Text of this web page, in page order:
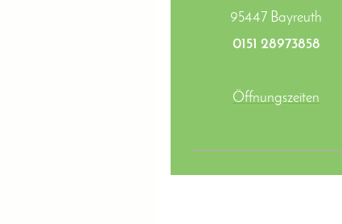
95447 Bayreuth
0151 28973858
Öffnungszeiten